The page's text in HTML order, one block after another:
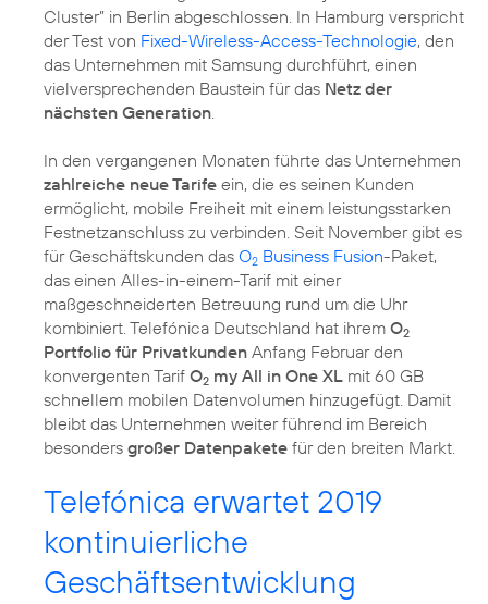
Cluster” in Berlin abgeschlossen. In Hamburg verspricht
der Test von Fixed-Wireless-Access-Technologie, den
das Unternehmen mit Samsung durchführt, einen
vielversprechenden Baustein für das Netz der
nächsten Generation.
In den vergangenen Monaten führte das Unternehmen
zahlreiche neue Tarife ein, die es seinen Kunden
ermöglicht, mobile Freiheit mit einem leistungsstarken
Festnetzanschluss zu verbinden. Seit November gibt es
für Geschäftskunden das O2 Business Fusion-Paket,
das einen Alles-in-einem-Tarif mit einer
maßgeschneiderten Betreuung rund um die Uhr
kombiniert. Telefónica Deutschland hat ihrem O2
Portfolio für Privatkunden Anfang Februar den
konvergenten Tarif O2 my All in One XL mit 60 GB
schnellem mobilen Datenvolumen hinzugefügt. Damit
bleibt das Unternehmen weiter führend im Bereich
besonders großer Datenpakete für den breiten Markt.
Telefónica erwartet 2019
kontinuierliche
Geschäftsentwicklung